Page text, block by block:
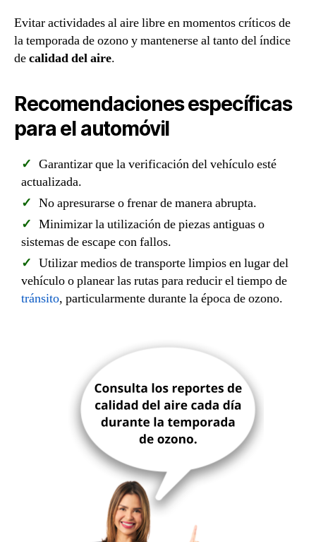
Evitar actividades al aire libre en momentos críticos de
la temporada de ozono y mantenerse al tanto del índice
decalidad del aire.
Recomendaciones específicas
para el automóvil
Garantizar que la verificación del vehículo esté
actualizada.
No apresurarse o frenar de manera abrupta.
Minimizar la utilización de piezas antiguas o
sistemas de escape con fallos.
Utilizar medios de transporte limpios en lugar del
vehículo o planear las rutas para reducir el tiempo de
tránsito, particularmente durante la época de ozono.